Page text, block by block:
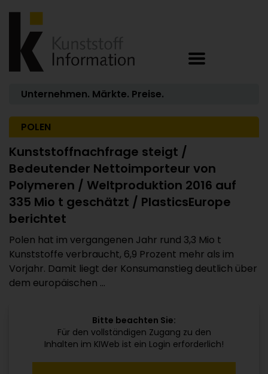
Unternehmen. Märkte. Preise.
POLEN
Kunststoffnachfrage steigt /
Bedeutender Nettoimporteur von
Polymeren / Weltproduktion 2016 auf
335 Mio t geschätzt / PlasticsEurope
berichtet
Polen hat im vergangenen Jahr rund 3,3 Mio t
Kunststoffe verbraucht, 6,9 Prozent mehr als im
Vorjahr. Damit liegt der Konsumanstieg deutlich über
dem europäischen ...
Bitte beachten Sie:
Für den vollständigen Zugang zu den
Inhalten im KIWeb ist ein Login erforderlich!